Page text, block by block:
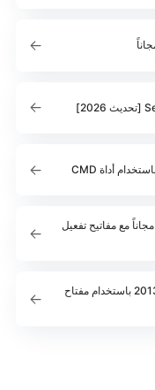
تحميل كراك مايكروسوفت أوفيس 2016 مجاناً مع مفاتيح تفعيل
كيفية عمل كراك لمايكروسوفت أوفيس 2013 باستخدام مفتاح